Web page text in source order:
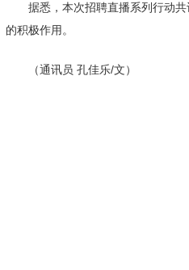
据悉，本次招聘直播系列行动共
的积极作用。
（通讯员 孔佳乐/文）